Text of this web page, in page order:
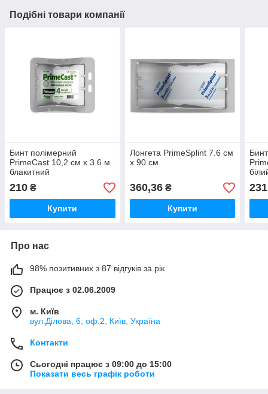
Подібні товари компанії
Бинт полімерний
PrimeCast 10,2 см х 3.6 м
блакитний
210 ₴
Купити
Лонгета PrimeSplint 7.6 см
х 90 см
360,36₴
Купити
Про нас
98% позитивних з 87 відгуків за рік
Працює з 02.06.2009
м. Київ
вул.Ділова, 6, оф.2, Київ, Україна
Контакти
Сьогодні працює з 09:00 до 15:00
Показати весь графік роботи